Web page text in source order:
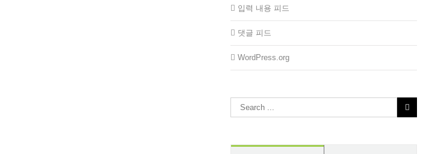
입력 내용 피드
댓글 피드
WordPress.org
Search
for: